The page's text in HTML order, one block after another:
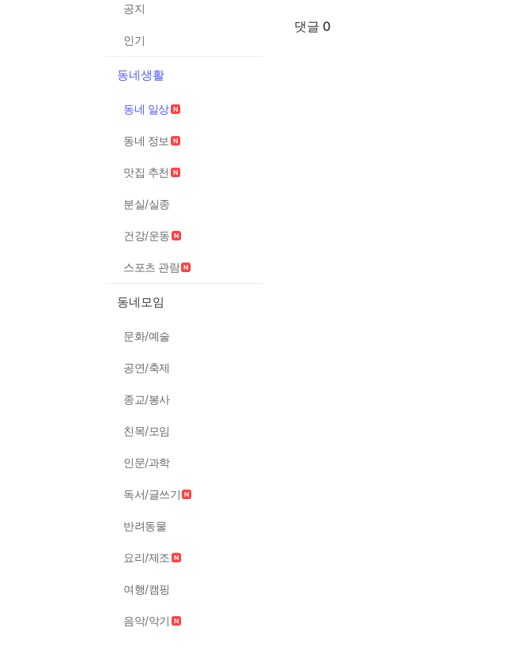
공지
인기
동네생활
동네 일상
동네 정보
맛집 추천
분실/실종
건강/운동
스포츠 관람
동네모임
문화/예술
공연/축제
종교/봉사
친목/모임
인문/과학
독서/글쓰기
반려동물
요리/제조
여행/캠핑
음악/악기
댓글 0